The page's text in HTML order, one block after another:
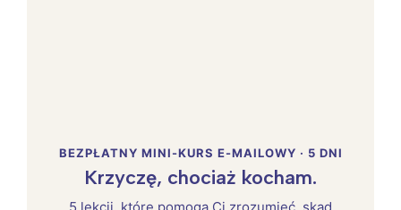
BEZPŁATNY MINI-KURS E-MAILOWY · 5 DNI
Krzyczę, chociaż kocham.